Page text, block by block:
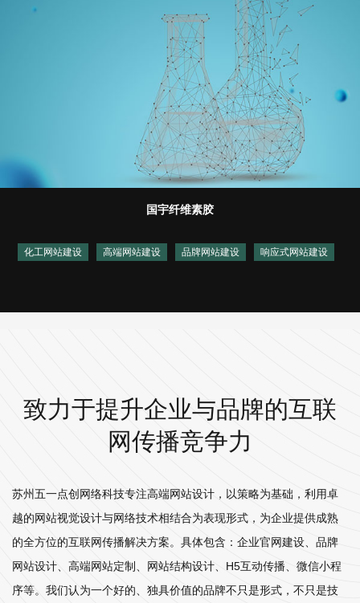
国宇纤维素胶
化工网站建设 高端网站建设 品牌网站建设 响应式网站建设
致力于提升企业与品牌的互联
网传播竞争力
苏州五一点创网络科技专注高端网站设计，以策略为基础，利用卓
越的网站视觉设计与网络技术相结合为表现形式，为企业提供成熟
的全方位的互联网传播解决方案。具体包含：企业官网建设、品牌
网站设计、高端网站定制、网站结构设计、H5互动传播、微信小程
序等。我们认为一个好的、独具价值的品牌不只是形式，不只是技